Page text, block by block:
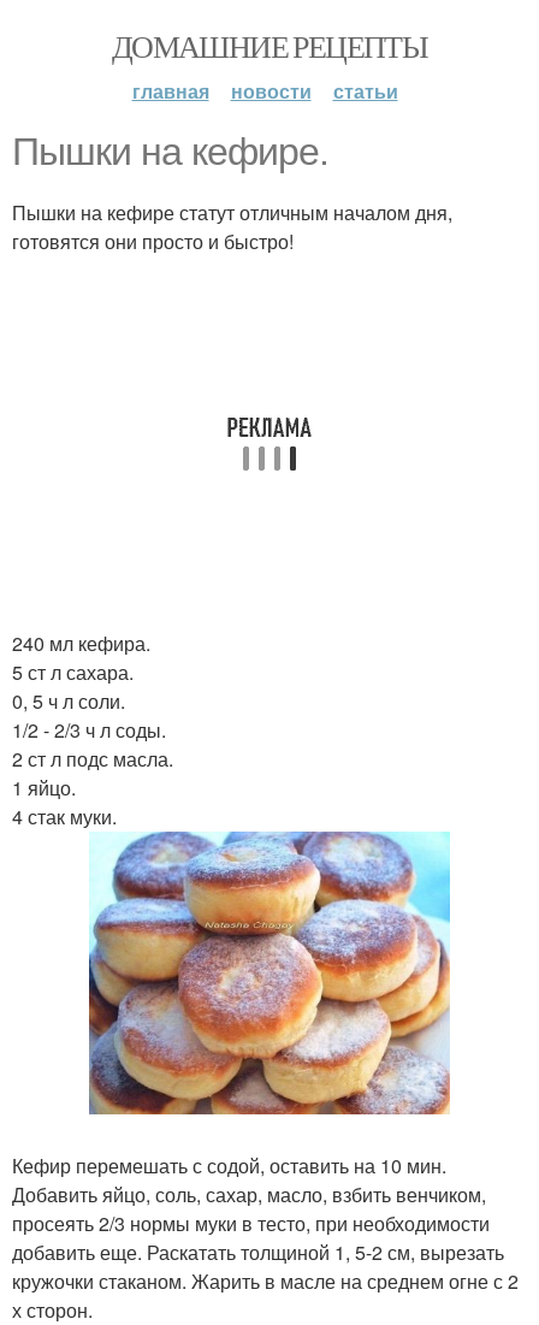
ДОМАШНИЕ РЕЦЕПТЫ
главная новости статьи
Пышки на кефире.
Пышки на кефире статут отличным началом дня,
готовятся они просто и быстро!
240 мл кефира.
5 ст л сахара.
0, 5 ч л соли.
1/2 - 2/3 ч л соды.
2 ст л подс масла.
1 яйцо.
4 стак муки.
Кефир перемешать с содой, оставить на 10 мин.
Добавить яйцо, соль, сахар, масло, взбить венчиком,
просеять 2/3 нормы муки в тесто, при необходимости
добавить еще. Раскатать толщиной 1, 5-2 см, вырезать
кружочки стаканом. Жарить в масле на среднем огне с 2
х сторон.